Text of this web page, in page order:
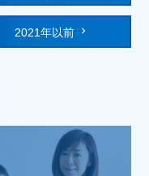
2021年以前